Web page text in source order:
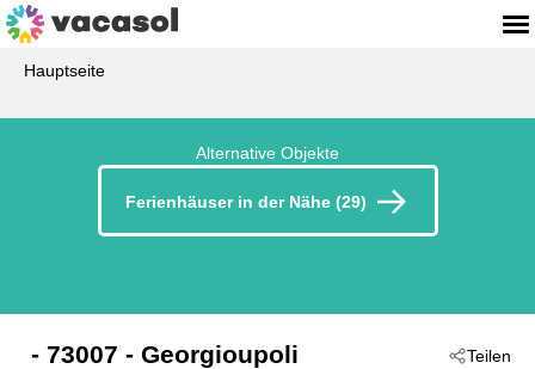
Hauptseite
Alternative Objekte
Ferienhäuser in der Nähe (29)
Teilen
- 73007 - Georgioupoli